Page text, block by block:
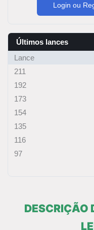
Login ou
Últimos lances
Lance
211
192
173
154
135
116
97
DESCRIÇÃO